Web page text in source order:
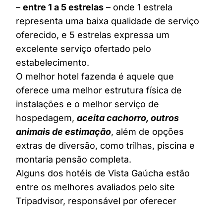
– entre 1 a 5 estrelas – onde 1 estrela
representa uma baixa qualidade de serviço
oferecido, e 5 estrelas expressa um
excelente serviço ofertado pelo
estabelecimento.
O melhor hotel fazenda é aquele que
oferece uma melhor estrutura física de
instalações e o melhor serviço de
hospedagem, aceita cachorro, outros
animais de estimação, além de opções
extras de diversão, como trilhas, piscina e
montaria pensão completa.
Alguns dos hotéis de Vista Gaúcha estão
entre os melhores avaliados pelo site
Tripadvisor, responsável por oferecer